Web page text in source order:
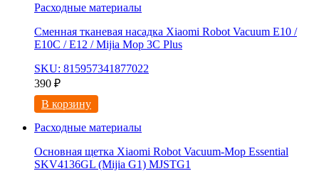
Расходные материалы
Сменная тканевая насадка Xiaomi Robot Vacuum E10 /
E10C / E12 / Mijia Mop 3С Рlus
SKU: 815957341877022
390 ₽
В корзину
Расходные материалы
Основная щетка Xiaomi Robot Vacuum-Mop Essential
SKV4136GL (Mijia G1) MJSTG1